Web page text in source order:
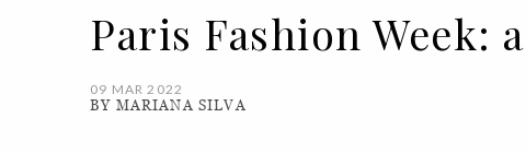
Paris Fashion Week:
09 MAR 2022
BY MARIANA SILVA